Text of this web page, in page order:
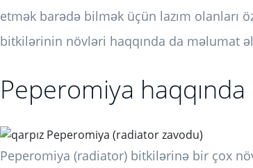
etmək barədə bilmək üçün lazım
bitkilərinin növləri haqqında da məlumat
Peperomiya haqqında
Peperomiya (radiator) bitkilərinə bir çox